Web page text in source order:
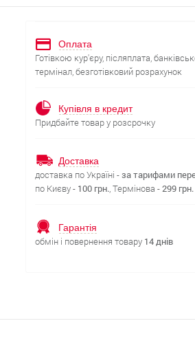
Оплата
Готівкою кур'єру, післяплата,
термінал, безготівковий розрахунок
Купівля в кредит
Придбайте товар у розсрочку
Доставка
доставка по Україні -за тарифами
по Києву - 100 грн., Термінова -299 грн.
Гарантія
обмін і повернення товару 14 днів